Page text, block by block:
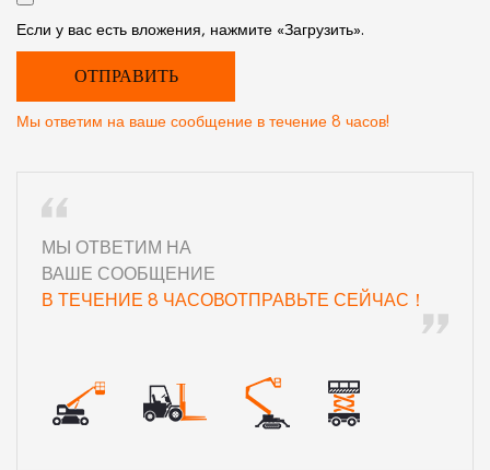
Если у вас есть вложения, нажмите «Загрузить».
Мы ответим на ваше сообщение в течение 8 часов!
МЫ ОТВЕТИМ НА
ВАШЕ СООБЩЕНИЕ
В ТЕЧЕНИЕ 8 ЧАСОВОТПРАВЬТЕ СЕЙЧАС！